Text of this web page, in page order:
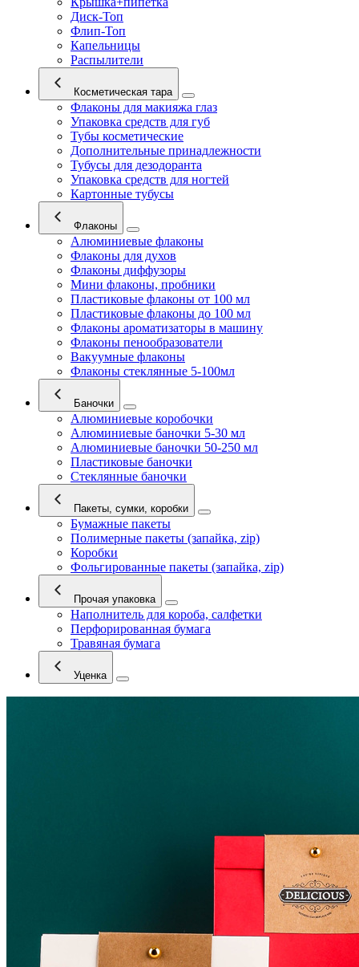
Диск-Топ
Флип-Топ
Капельницы
Распылители
Косметическая тара
Флаконы для макияжа глаз
Упаковка средств для губ
Тубы косметические
Дополнительные принадлежности
Тубусы для дезодоранта
Упаковка средств для ногтей
Картонные тубусы
Флаконы
Алюминиевые флаконы
Флаконы для духов
Флаконы диффузоры
Мини флаконы, пробники
Пластиковые флаконы от 100 мл
Пластиковые флаконы до 100 мл
Флаконы ароматизаторы в машину
Флаконы пенообразователи
Вакуумные флаконы
Флаконы стеклянные 5-100мл
Баночки
Алюминиевые коробочки
Алюминиевые баночки 5-30 мл
Алюминиевые баночки 50-250 мл
Пластиковые баночки
Стеклянные баночки
Пакеты, сумки, коробки
Бумажные пакеты
Полимерные пакеты (запайка, zip)
Коробки
Фольгированные пакеты (запайка, zip)
Прочая упаковка
Наполнитель для короба, салфетки
Перфорированная бумага
Травяная бумага
Уценка